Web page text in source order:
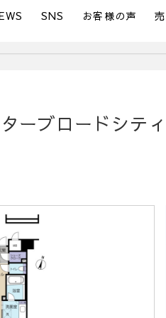
SNS お客様の声
ーブロードシテ